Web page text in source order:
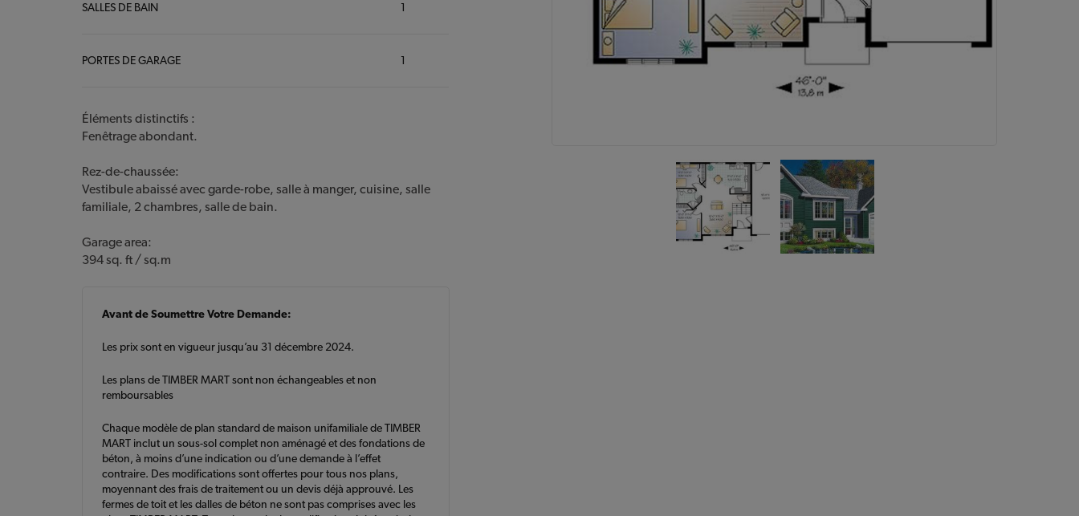
SALLES DE BAIN 1
PORTES DE GARAGE 1
Éléments distinctifs :
Fenêtrage abondant.
Rez-de-chaussée:
Vestibule abaissé avec garde-robe, salle à manger, cuisine, salle
familiale, 2 chambres, salle de bain.
Garage area:
394 sq. ft / sq.m
Avant de Soumettre Votre Demande:
Les prix sont en vigueur jusqu’au 31 décembre 2024.
Les plans de TIMBER MART sont non échangeables et non
remboursables
Chaque modèle de plan standard de maison unifamiliale de TIMBER
MART inclut un sous-sol complet non aménagé et des fondations de
béton, à moins d’une indication ou d’une demande à l’effet
contraire. Des modifications sont offertes pour tous nos plans,
moyennant des frais de traitement ou un devis déjà approuvé. Les
fermes de toit et les dalles de béton ne sont pas comprises avec les